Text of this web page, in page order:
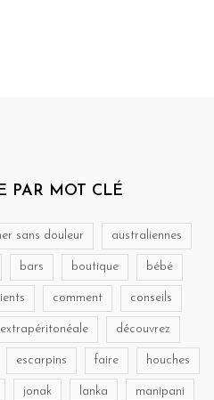
PAR MOT CLÉ
sans douleur australiennes
bars boutique bébé
comment conseils
découvrez
escarpins faire houches
jonak lanka manipani